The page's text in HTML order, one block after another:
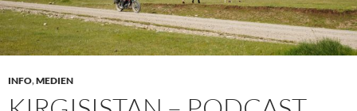
INFO,MEDIEN